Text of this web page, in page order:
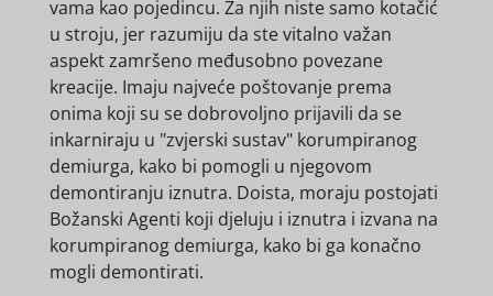
vama kao pojedincu. Za njih niste samo kotačić
u stroju, jer razumiju da ste vitalno važan
aspekt zamršeno međusobno povezane
kreacije. Imaju najveće poštovanje prema
onima koji su se dobrovoljno prijavili da se
inkarniraju u "zvjerski sustav" korumpiranog
demiurga, kako bi pomogli u njegovom
demontiranju iznutra. Doista, moraju postojati
Božanski Agenti koji djeluju i iznutra i izvana na
korumpiranog demiurga, kako bi ga konačno
mogli demontirati.